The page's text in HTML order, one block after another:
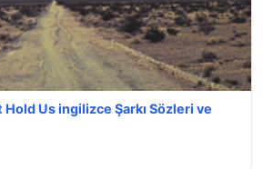
Hold Us ingilizce Şarkı Sözleri ve